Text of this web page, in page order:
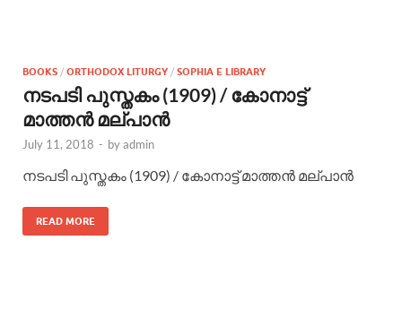
BOOKS / ORTHODOX LITURGY / SOPHIA E LIBRARY
നടപടി പുസ്തകം (1909) / കോനാട്ട്
മാത്തന്‍ മല്പാന്‍
July 11, 2018 - byadmin
നടപടി പുസ്തകം (1909) / കോനാട്ട് മാത്തന്‍ മല്പാന്‍
READ MORE